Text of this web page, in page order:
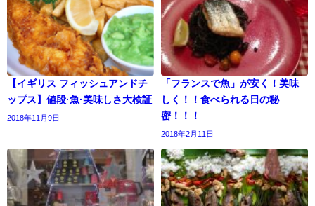
【イギリス フィッシュアンドチ
ップス】値段·魚·美味しさ大検証
2018年11月9日
「フランスで魚」が安く！美味
しく！！食べられる日の秘
密！！！
2018年2月11日